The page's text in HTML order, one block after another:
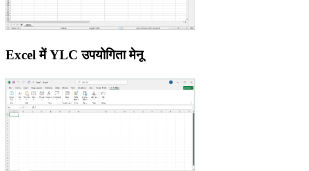
Excel में YLC उपयोगिता मेनू